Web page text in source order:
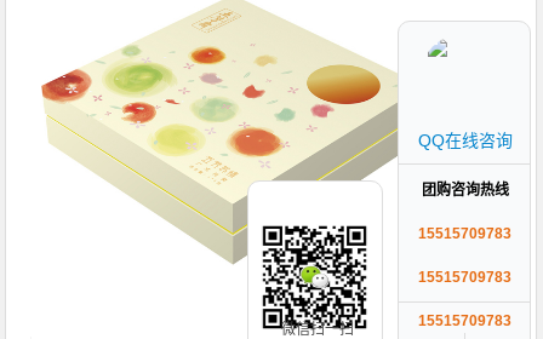
QQ在线咨询
团购咨询热线
15515709783
15515709783
15515709783
微信扫一扫